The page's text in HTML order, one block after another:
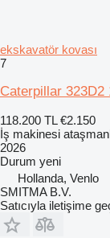
ekskavatör kovası
7
Caterpillar 323D2
118.200 TL €2.150
İş makinesi
2026
Durum yeni
Hollanda, Venlo
SMITMA B.V.
Satıcıyla iletişime